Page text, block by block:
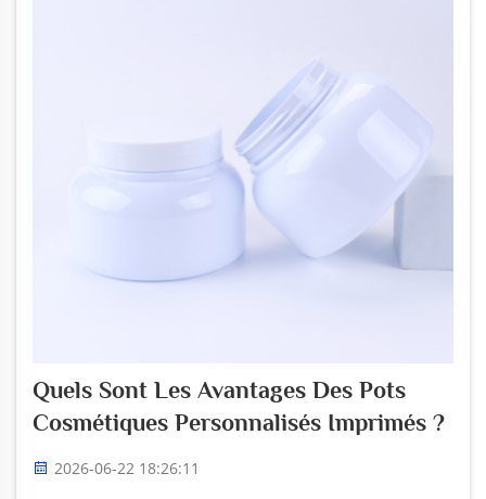
Quels Sont Les Avantages Des Pots
Cosmétiques Personnalisés Imprimés ?
2026-06-22 18:26:11